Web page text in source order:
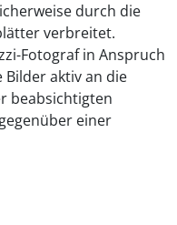
durch die
verbreitet.
Fotograf in Anspruch
aktiv an die
beabsichtigten
einer